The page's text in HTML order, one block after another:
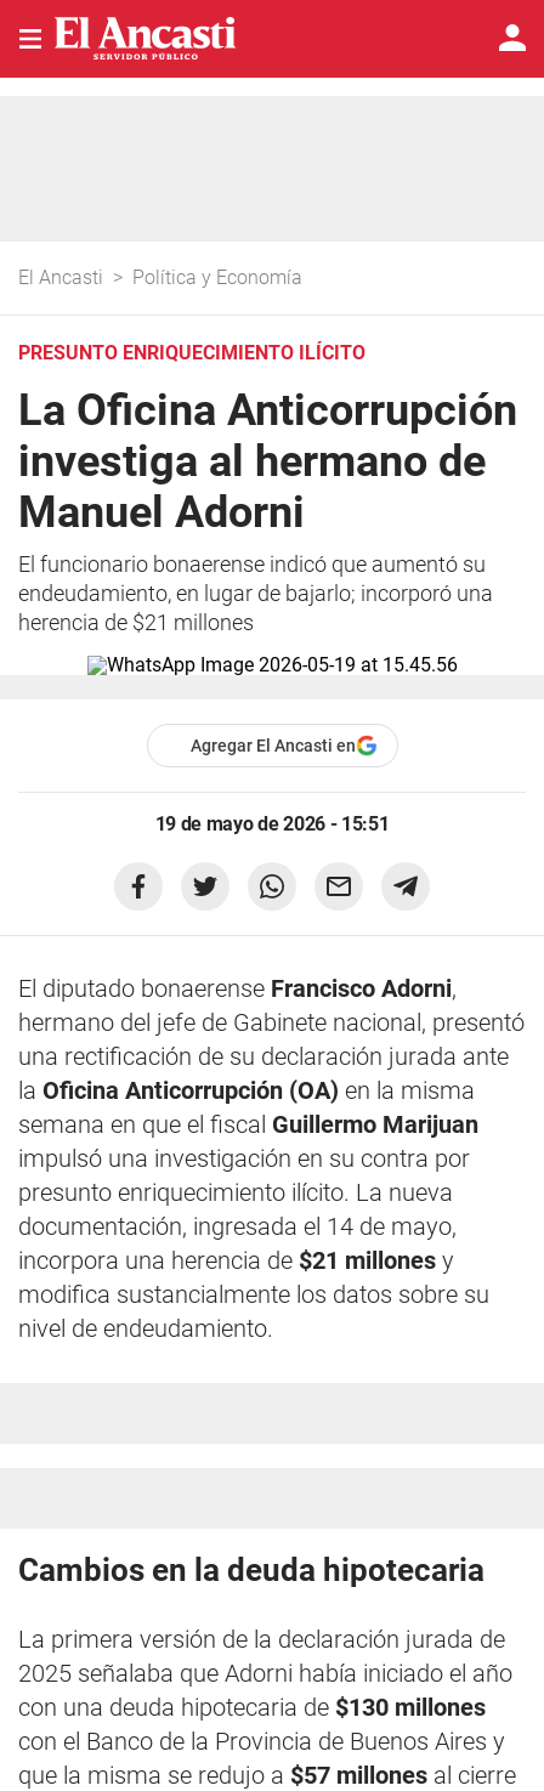
El Ancasti > Política y Economía
PRESUNTO ENRIQUECIMIENTO ILÍCITO
La Oficina Anticorrupción
investiga al hermano de
Manuel Adorni
El funcionario bonaerense indicó que aumentó su
endeudamiento, en lugar de bajarlo; incorporó una
herencia de $21 millones
Agregar El Ancasti en
19 de mayo de 2026 - 15:51
El diputado bonaerense Francisco Adorni,
hermano del jefe de Gabinete nacional, presentó
una rectificación de su declaración jurada ante
la Oficina Anticorrupción (OA) en la misma
semana en que el fiscal Guillermo Marijuan
impulsó una investigación en su contra por
presunto enriquecimiento ilícito. La nueva
documentación, ingresada el 14 de mayo,
incorpora una herencia de $21 millones y
modifica sustancialmente los datos sobre su
nivel de endeudamiento.
Cambios en la deuda hipotecaria
La primera versión de la declaración jurada de
2025 señalaba que Adorni había iniciado el año
con una deuda hipotecaria de $130 millones
con el Banco de la Provincia de Buenos Aires y
que la misma se redujo a $57 millones al cierre